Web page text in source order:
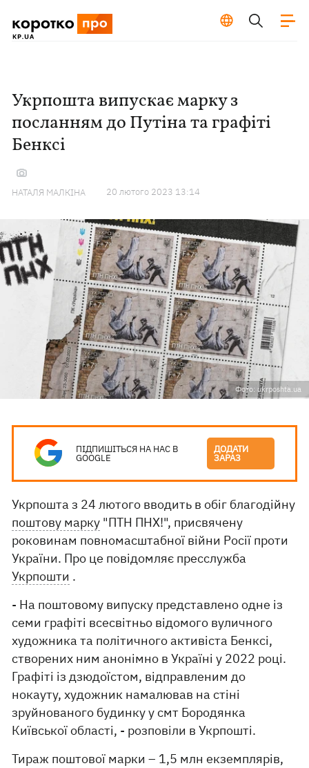
Укрпошта випускає марку з
посланням до Путіна та графіті
Бенксі
НАТАЛЯ МАЛКІНА 20 лютого 2023 13:14
Фото: ukrposhta.ua
ПІДПИШІТЬСЯ НА НАС В
GOOGLE
ДОДАТИ
ЗАРАЗ
Укрпошта з 24 лютого вводить в обіг благодійну
поштову марку "ПТН ПНХ!", присвячену
роковинам повномасштабної війни Росії проти
України. Про це повідомляє пресслужба
Укрпошти .
- На поштовому випуску представлено одне із
семи графіті всесвітньо відомого вуличного
художника та політичного активіста Бенксі,
створених ним анонімно в Україні у 2022 році.
Графіті із дзюдоїстом, відправленим до
нокауту, художник намалював на стіні
зруйнованого будинку у смт Бородянка
Київської області, - розповіли в Укрпошті.
Тираж поштової марки – 1,5 млн екземплярів,